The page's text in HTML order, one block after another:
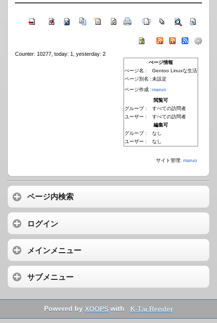
ぺージ情報
ぺージ名 :
Gentoo Linuxな生活
ページ別名 :未設定
ページ作成 :maruo
閲覧可
グループ :
すべての訪問者
ユーザー :
すべての訪問者
編集可
グループ :
なし
ユーザー :
なし
Counter: 10277, today: 1, yesterday: 2
サイト管理: maruo
ページ内検索
ログイン
メインメニュー
サブメニュー
Powered byXOOPS with K-Tai Render